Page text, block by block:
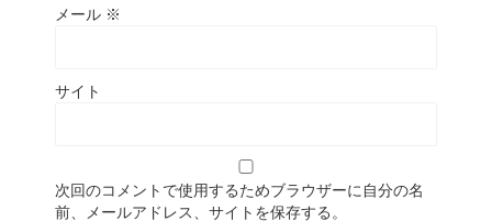
メール ※
サイト
次回のコメントで使用するためブラウザーに自分の名
前、メールアドレス、サイトを保存する。